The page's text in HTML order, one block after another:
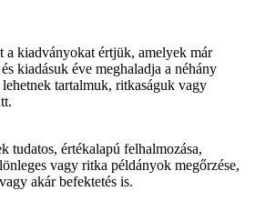
a kiadványokat értjük, amelyek már
kiadásuk éve meghaladja a néhány
tartalmuk, ritkaságuk vagy
tudatos, értékalapú felhalmozása,
vagy ritka példányok megőrzése,
akár befektetés is.